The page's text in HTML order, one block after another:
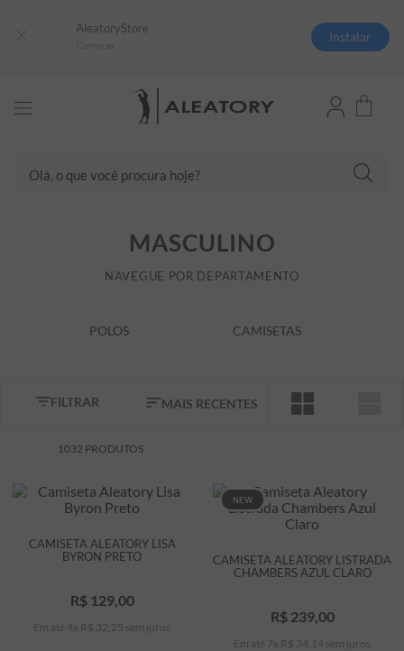
AleatoryStore
Instalar
MASCULINO
NAVEGUE POR DEPARTAMENTO
POLOS CAMISETAS
MAIS RECENTES
FILTRAR
1032 PRODUTOS
CAMISETA ALEATORY LISA
BYRON PRETO
R$ 129, 00
Em até 4 x R$ 32 25 sem juros
NEW
CAMISETA ALEATORY LISTRADA
CHAMBERS AZUL CLARO
R$ 239, 00
Em até 7 x R$ 34 14 sem juros
1º
camisas polo
2º
camiseta listrada
camiseta
6º
jaqueta
º
kids